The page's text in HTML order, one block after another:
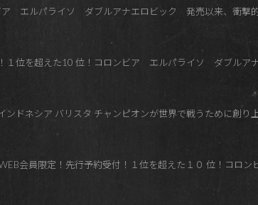
ア エルパライソ ダブルアナエロビック 発売以来、衝撃的
１位を超えた10 位！コロンビア エルパライソ ダブルア
ドネシア バリスタ チャンピオンが世界で戦うために創り
会員限定！先行予約受付！１位を超えた１０ 位！コ